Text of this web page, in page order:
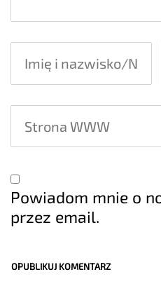
Powiadom mnie o
przez email.